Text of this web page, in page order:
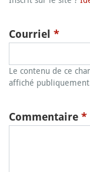
Courriel *
Le contenu de ce
affiché
Commentaire *